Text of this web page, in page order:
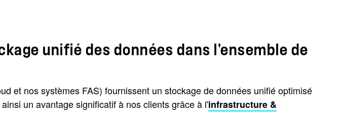
unifié des données dans l'ensemble de
et nos systèmes FAS) fournissent un stockage de données unifié optimisé
un avantage significatif à nos clients grâce à l'infrastructure &